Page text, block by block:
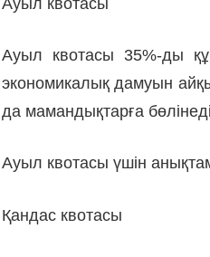
Ауыл квотасы 35%-ды
экономикалық дамуын
да мамандықтарға
Ауыл квотасы үшін
Қандас квотасы